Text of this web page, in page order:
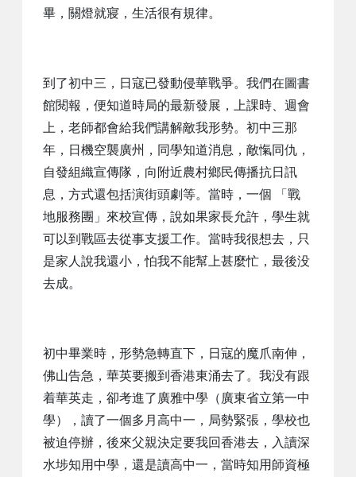
畢，關燈就寢，生活很有規律。
到了初中三，日寇已發動侵華戰爭。我們在圖書
館閱報，便知道時局的最新發展，上課時、週會
上，老師都會給我們講解敵我形勢。初中三那
年，日機空襲廣州，同學知道消息，敵愾同仇，
自發組織宣傳隊，向附近農村鄉民傳播抗日訊
息，方式還包括演街頭劇等。當時，一個 「戰
地服務團」來校宣傳，說如果家長允許，學生就
可以到戰區去從事支援工作。當時我很想去，只
是家人說我還小，怕我不能幫上甚麼忙，最後没
去成。
初中畢業時，形勢急轉直下，日寇的魔爪南伸，
佛山告急，華英要搬到香港東涌去了。我没有跟
着華英走，卻考進了廣雅中學（廣東省立第一中
學），讀了一個多月高中一，局勢緊張，學校也
被迫停辦，後來父親決定要我回香港去，入讀深
水埗知用中學，還是讀高中一，當時知用師資極